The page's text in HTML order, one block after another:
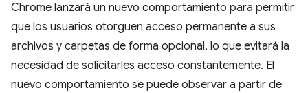
Chrome lanzará un nuevo comportamiento para permitir
que los usuarios otorguen acceso permanente a sus
archivos y carpetas de forma opcional, lo que evitará la
necesidad de solicitarles acceso constantemente. El
nuevo comportamiento se puede observar a partir de